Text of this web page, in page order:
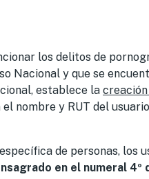
los delitos de
Nacional y que se
establece la creación
nombre y RUT del
de personas, los
en el numeral 4º